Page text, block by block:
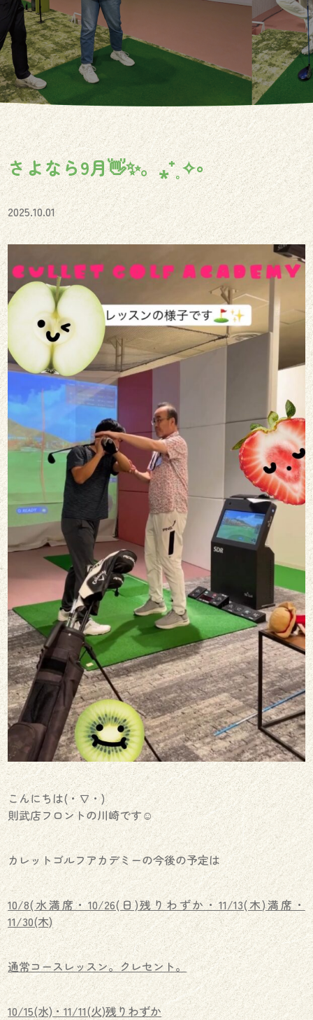
さよなら9月👋✨。⁎⁺˳✧༚
2025.10.01
こんにちは(・∇・)
則武店フロントの川崎です☺︎
カレットゴルフアカデミーの今後の予定は
10/8(水満席・10/26(日)残りわずか・11/13(木)満席・
11/30(木)
通常コースレッスン。クレセント。
10/15(水)・11/11(火)残りわずか